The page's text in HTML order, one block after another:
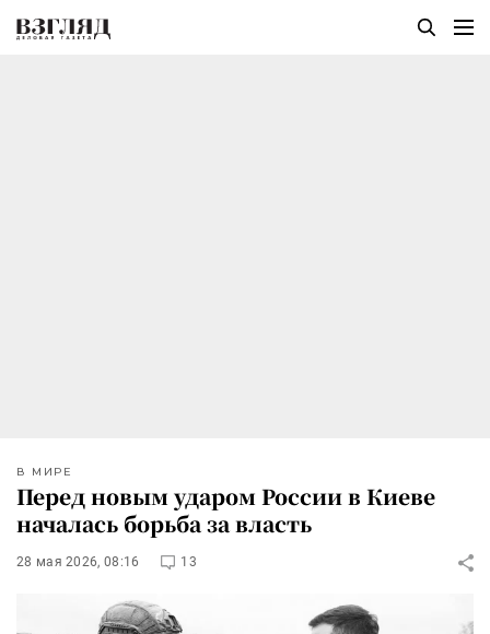
В МИРЕ
Перед новым ударом России в Киеве
началась борьба за власть
28 мая 2026, 08:16 13